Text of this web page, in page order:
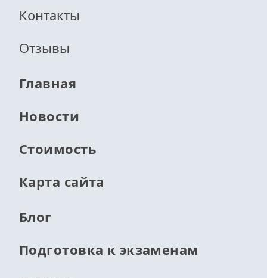
Контакты
Отзывы
Главная
Новости
Стоимость
Карта сайта
Блог
Подготовка к экзаменам